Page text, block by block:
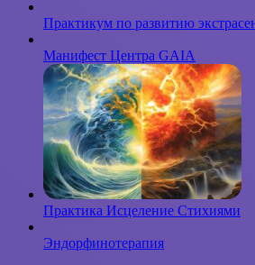
Практикум по развитию
Манифест Центра GAIA
Практика Исцеление Стихиями
Эндорфинотерапия